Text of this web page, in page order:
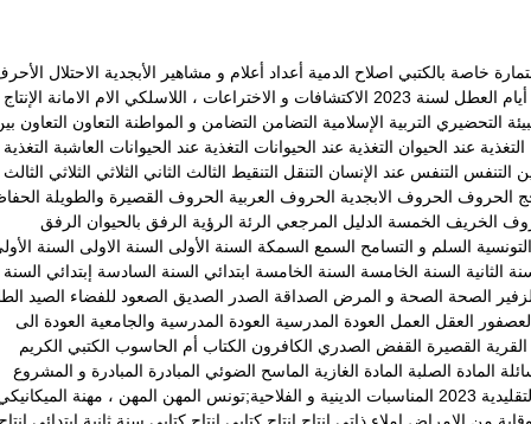
خاصة بالكتبي اصلاح الدمية أعداد أعلام و مشاهير الأبجدية الاحتلال
العطل لسنة 2023
الاكتشافات و الاختراعات ، اللاسلكي الام الامانة الإنتاج
التحضيري التربية الإسلامية التضامن التضامن و المواطنة التعاون التعاون
التغذية عند الحيوان التغذية عند الحيوانات التغذية عند الحيوانات العاشبة
التنفس التنفس عند الإنسان التنقل التنقيط الثالث الثاني الثلاثي الثلاثي الثالث
الحروف الحروف الابجدية الحروف العربية الحروف القصيرة والطويلة
الخريف الخمسة الدليل المرجعي الرئة الرؤية الرفق بالحيوان الرفق
السلم و التسامح السمع السمكة السنة الأولى السنة الاولى السنة
الثانية السنة الخامسة السنة الخامسة ابتدائي السنة السادسة إبتدائي السنة
الصحة الصحة و المرض الصداقة الصدر الصديق الصعود للفضاء الصيد
العقل العمل العودة المدرسية العودة المدرسية والجامعية العودة الى
القرية القصيرة القفض الصدري الكافرون الكتاب أم الحاسوب الكتبي الكريم
المادة الصلبة المادة الغازية الماسح الضوئي المبادرة المبادرة و المشروع
2023
المناسبات الدينية و الفلاحية;تونس المهن المهن ، مهنة